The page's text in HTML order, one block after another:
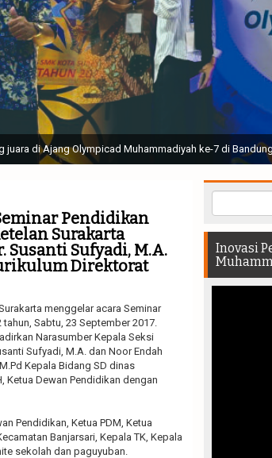
( TSPM ) di Stadion Manahan Solo || Ir. H. Joko Widodo
seluruh Muktamar dan Muktamirin yang hadir di
Pendidikan
Surakarta
Susanti Sufyadi, M.A.
Direktorat
menggelar acara Seminar
Sabtu, 23 September 2017.
Narasumber Kepala Seksi
Sufyadi, M.A. dan Noor Endah
Kepala Bidang SD dinas
Ketua Dewan Pendidikan dengan
Pendidikan, Ketua PDM, Ketua
Banjarsari, Kepala TK, Kepala
sekolah dan paguyuban.
Inovasi